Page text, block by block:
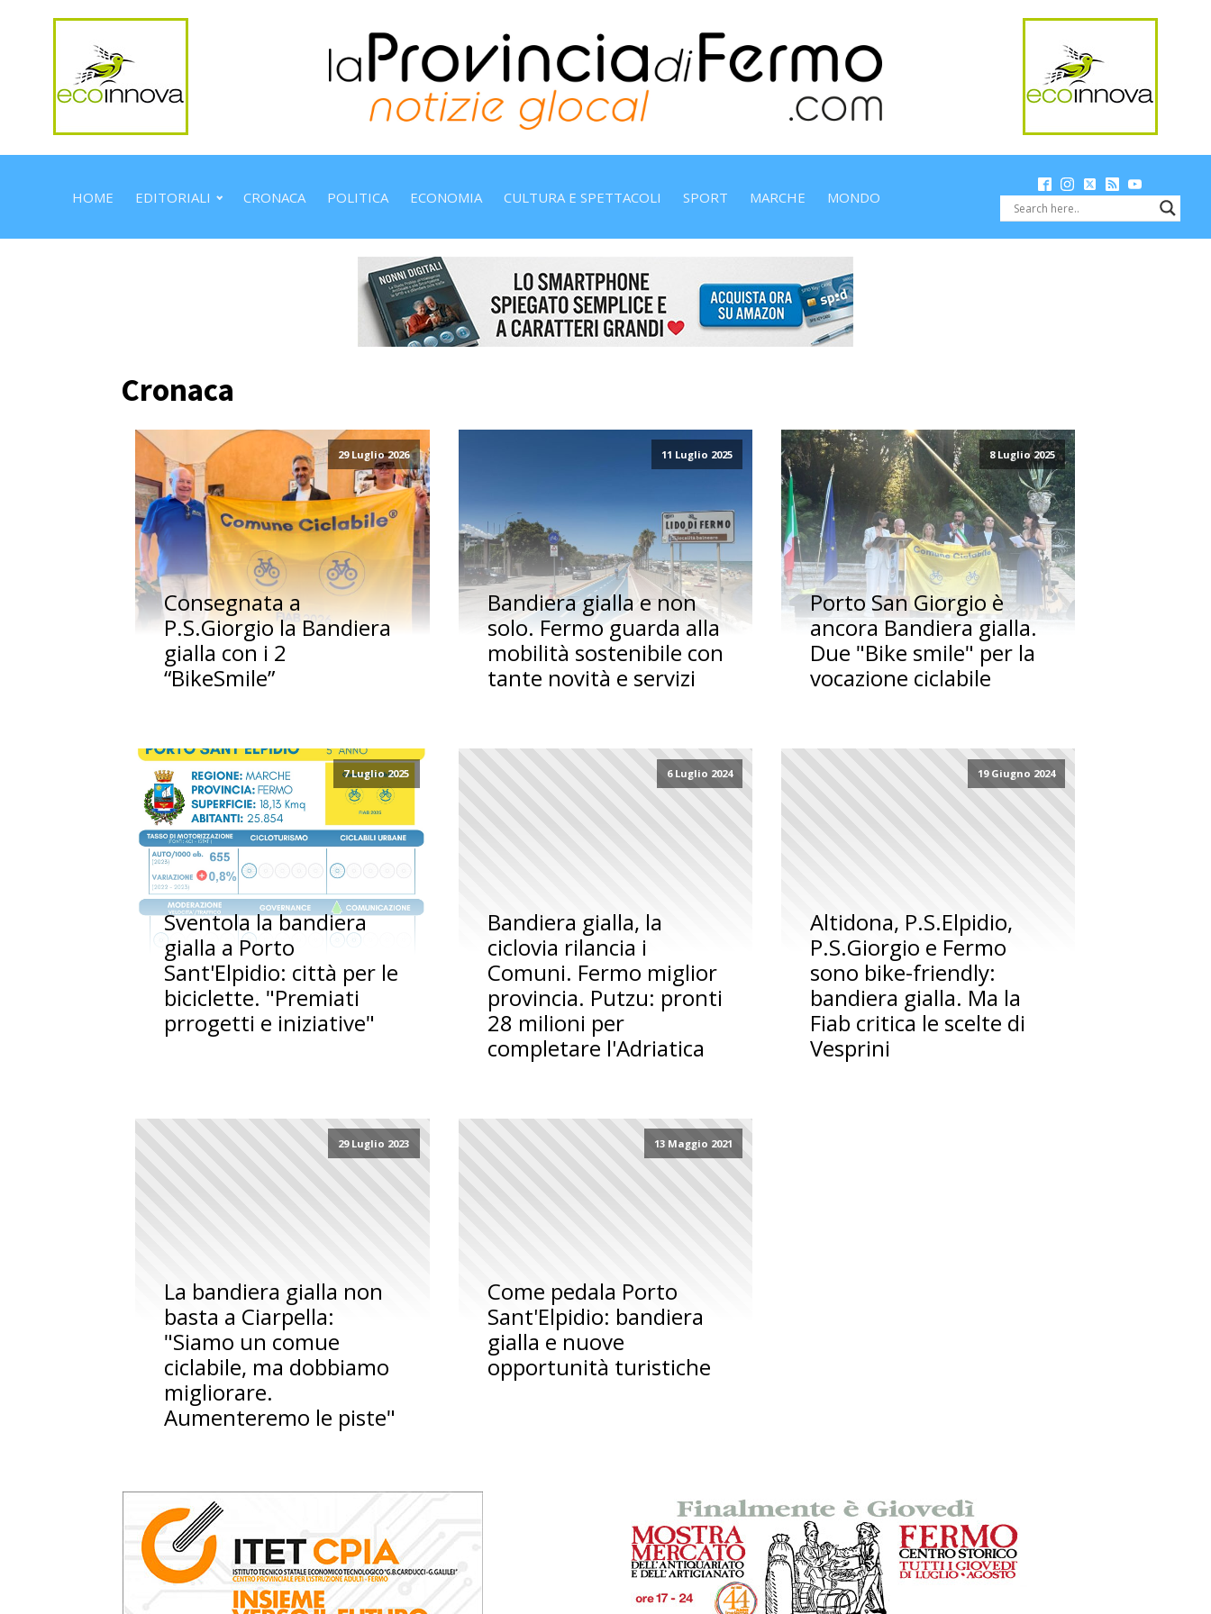
HOME EDITORIALI CRONACA POLITICA ECONOMIA CULTURA E SPETTACOLI SPORT MARCHE MONDO
Cronaca
29 Luglio 2026
Consegnata a
P.S.Giorgio la Bandiera
gialla con i 2
“BikeSmile”
11 Luglio 2025
Bandiera gialla e non
solo. Fermo guarda alla
mobilità sostenibile con
tante novità e servizi
8 Luglio 2025
Porto San Giorgio è
ancora Bandiera gialla.
Due "Bike smile" per la
vocazione ciclabile
7 Luglio 2025
Sventola la bandiera
gialla a Porto
Sant'Elpidio: città per le
biciclette. "Premiati
prrogetti e iniziative"
6 Luglio 2024
Bandiera gialla, la
ciclovia rilancia i
Comuni. Fermo miglior
provincia. Putzu: pronti
28 milioni per
completare l'Adriatica
19 Giugno 2024
Altidona, P.S.Elpidio,
P.S.Giorgio e Fermo
sono bike-friendly:
bandiera gialla. Ma la
Fiab critica le scelte di
Vesprini
29 Luglio 2023
La bandiera gialla non
basta a Ciarpella:
"Siamo un comue
ciclabile, ma dobbiamo
migliorare.
Aumenteremo le piste"
13 Maggio 2021
Come pedala Porto
Sant'Elpidio: bandiera
gialla e nuove
opportunità turistiche